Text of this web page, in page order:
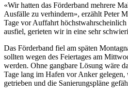
«Wir hatten das Förderband mehrere
Ausfälle zu verhindern», erzählt Peter
Tage vor Auffahrt höchstwahrscheinlich
ausfiel, gerieten wir in eine sehr
Das Förderband fiel am späten
sollten wegen des Feiertages am
werden. Ohne gangbare Lösung wäre
Tage lang im Hafen vor Anker
getrieben und die Sanierungspläne